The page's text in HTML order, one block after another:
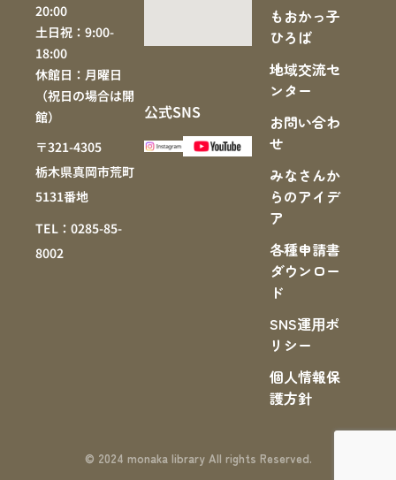
20:00
土日祝：9:00-
18:00
休館日：月曜日
（祝日の場合は開
館）
〒321-4305
栃木県真岡市荒町
5131番地
TEL：0285-85-
8002
公式SNS
もおかっ子
ひろば
地域交流セ
ンター
お問い合わ
せ
みなさんか
らのアイデ
ア
各種申請書
ダウンロー
ド
SNS運⽤ポ
リシー
個人情報保
護方針
© 2024 monaka library All rights Reserved.